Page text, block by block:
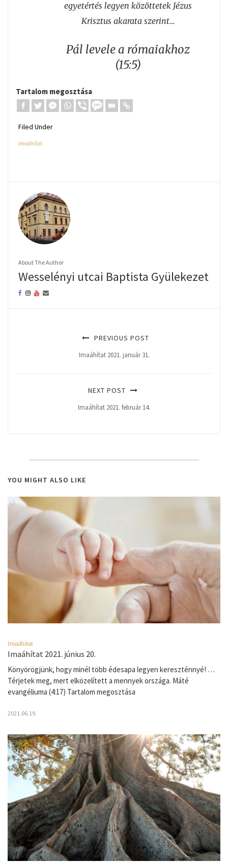
egyetértés legyen közöttetek Jézus
Krisztus akarata szerint…
Pál levele a rómaiakhoz
(15:5)
Tartalom megosztása
Filed Under
Imaáhítat
About The Author
Wesselényi utcai Baptista Gyülekezet
PREVIOUS POST
Imaáhítat 2021. január 31.
NEXT POST
Imaáhítat 2021. február 14.
YOU MIGHT ALSO LIKE
Imaáhítat
Imaáhítat 2021. június 20.
Könyörögjünk, hogy minél több édesapa legyen kereszténnyé! …
Térjetek meg, mert elközelített a mennyek országa. Máté
evangéliuma (4:17) Tartalom megosztása
2021.06.19.